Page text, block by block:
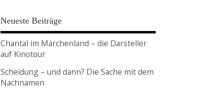
Neueste Beiträge
Chantal im Märchenland – die Darsteller
auf Kinotour
Scheidung – und dann? Die Sache mit dem
Nachnamen